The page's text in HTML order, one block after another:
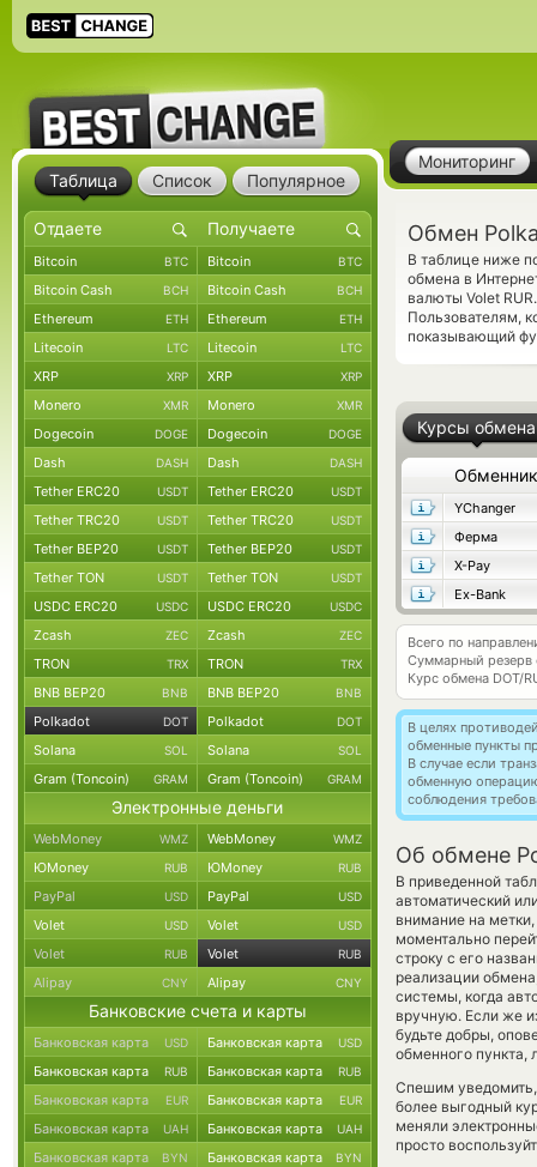
Мониторинг
Обмен
В таблице ниже
обмена в
валюты Volet
Пользователям,
показывающий
Курсы обмена
Обменник
YChanger
Ферма
X-Pay
Ex-Bank
Всего по
Суммарный резерв
Курс обмена DOT/
В целях
обменные пункты
В случае если
обменную
соблюдения
Об обмене
В приведенной
автоматический
внимание на
моментально
строку с его
реализации
системы, когда
вручную. Если же
будьте добры,
обменного пункта,
Спешим
более выгодный
меняли
просто
Таблица Список Популярное
Bitcoin BTC Bitcoin BTC
Bitcoin Cash BCH Bitcoin Cash BCH
Ethereum ETH Ethereum ETH
Litecoin LTC Litecoin LTC
XRP XRP XRP XRP
Monero XMR Monero XMR
Dogecoin DOGE Dogecoin DOGE
Dash DASH Dash DASH
Tether ERC20 USDT Tether ERC20 USDT
Tether TRC20 USDT Tether TRC20 USDT
Tether BEP20 USDT Tether BEP20 USDT
Tether TON USDT Tether TON USDT
USDC ERC20 USDC USDC ERC20 USDC
Zcash ZEC Zcash ZEC
TRON TRX TRON TRX
BNB BEP20 BNB BNB BEP20 BNB
Polkadot DOT Polkadot DOT
Solana SOL Solana SOL
Gram (Toncoin) GRAM Gram (Toncoin) GRAM
Электронные деньги
WebMoney WMZ WebMoney WMZ
ЮMoney RUB ЮMoney RUB
PayPal USD PayPal USD
Volet USD Volet USD
Volet RUB Volet RUB
Alipay CNY Alipay CNY
Банковские счета и карты
Банковская карта USD Банковская карта USD
Банковская карта RUB Банковская карта RUB
Банковская карта EUR Банковская карта EUR
Банковская карта UAH Банковская карта UAH
Банковская карта BYN Банковская карта BYN